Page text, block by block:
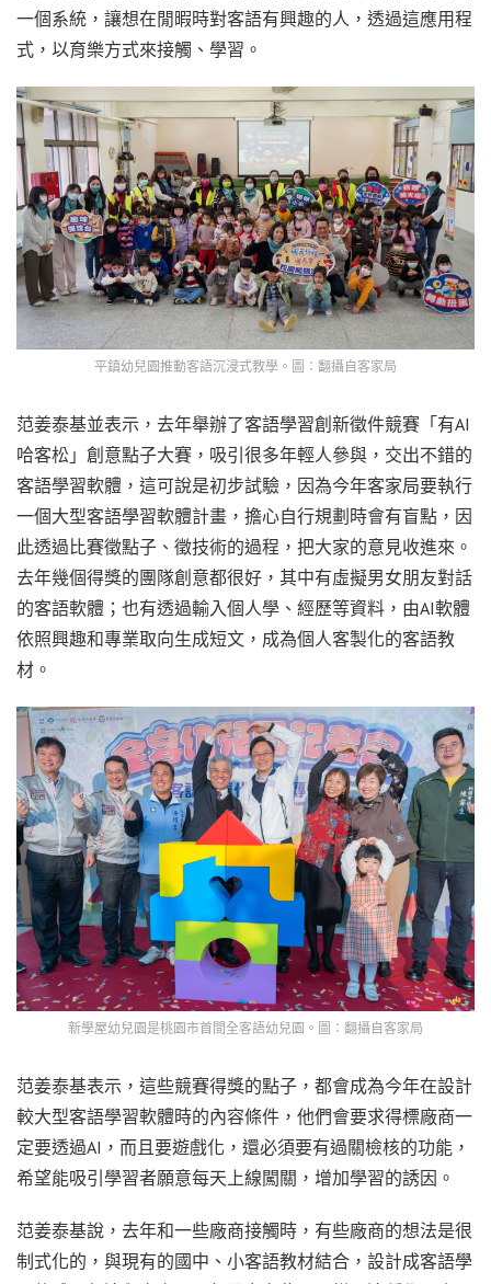
一個系統，讓想在閒暇時對客語有興趣的人，透過這應用程
式，以育樂方式來接觸、學習。
平鎮幼兒園推動客語沉浸式教學。圖：翻攝自客家局
范姜泰基並表示，去年舉辦了客語學習創新徵件競賽「有AI
哈客松」創意點子大賽，吸引很多年輕人參與，交出不錯的
客語學習軟體，這可說是初步試驗，因為今年客家局要執行
一個大型客語學習軟體計畫，擔心自行規劃時會有盲點，因
此透過比賽徵點子、徵技術的過程，把大家的意見收進來。
去年幾個得獎的團隊創意都很好，其中有虛擬男女朋友對話
的客語軟體；也有透過輸入個人學、經歷等資料，由AI軟體
依照興趣和專業取向生成短文，成為個人客製化的客語教
材。
新學屋幼兒園是桃園市首間全客語幼兒園。圖：翻攝自客家局
范姜泰基表示，這些競賽得獎的點子，都會成為今年在設計
較大型客語學習軟體時的內容條件，他們會要求得標廠商一
定要透過AI，而且要遊戲化，還必須要有過關檢核的功能，
希望能吸引學習者願意每天上線闖關，增加學習的誘因。
范姜泰基說，去年和一些廠商接觸時，有些廠商的想法是很
制式化的，與現有的國中、小客語教材結合，設計成客語學